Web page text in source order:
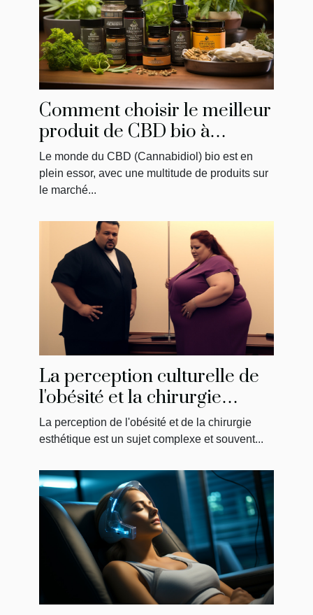
Comment choisir le meilleur
produit de CBD bio à
acheter
Le monde du CBD (Cannabidiol) bio est en
plein essor, avec une multitude de produits sur
le marché...
La perception culturelle de
l'obésité et la chirurgie
esthétique en Tunisie
La perception de l'obésité et de la chirurgie
esthétique est un sujet complexe et souvent...